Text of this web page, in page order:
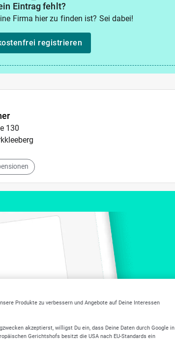
Eintrag fehlt?
Firma hier zu finden ist? Sei dabei!
registrieren
130
Produkte zu verbessern und Angebote auf Deine Interessen
akzeptierst, willigst Du ein, dass Deine Daten durch Google in
Gerichtshofs besitzt die USA nach EU-Standards ein